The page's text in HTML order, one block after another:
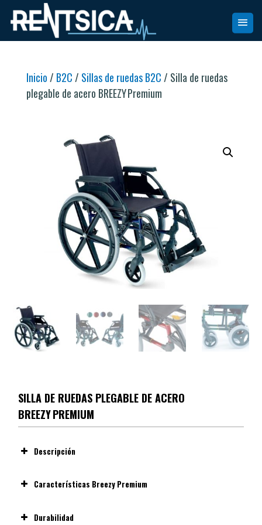
Inicio / B2C / Sillas de ruedas B2C / Silla de ruedas
plegable de acero BREEZY Premium
SILLA DE RUEDAS PLEGABLE DE ACERO
BREEZY PREMIUM
Descripción
de su categoría
Breezy Premium
Características Breezy Premium
Durabilidad